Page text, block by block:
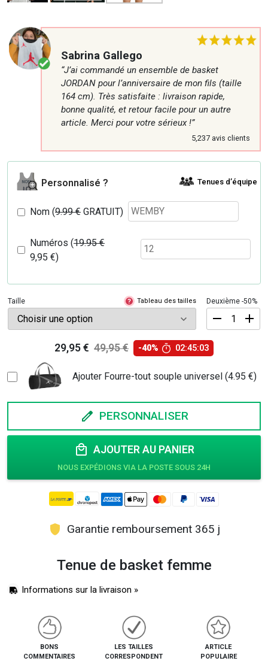
Sabrina Gallego
“J’ai commandé un ensemble de basket
JORDAN pour l’anniversaire de mon fils (taille
164 cm). Très satisfaite : livraison rapide,
bonne qualité, et retour facile pour un autre
article. Merci pour votre sérieux !”
5,237 avis clients
Taille ? Tableau des tailles Deuxième -50%
de
Tenue
basket
Personnalisé ? Tenues d’équipe
Nom (9.99 € GRATUIT)
Numéros (19.95 €
9,95 €)
Ajouter Fourre-tout souple universel (4.95 €)
PERSONNALISER
49,95€
Le
prix
était :
49,95 €.
29,95€
Le
prix
est :
29,95 €.
-40% 02:45:02
AJOUTER AU PANIER
Garantie remboursement 365 j
Tenue de basket femme
Informations sur la livraison »
BONS
COMMENTAIRES
LES TAILLES
CORRESPONDENT
ARTICLE
POPULAIRE